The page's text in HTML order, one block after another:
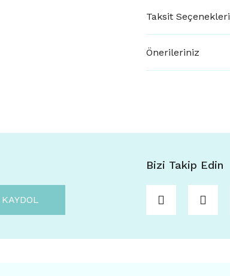
Taksit Seçenekleri
Önerileriniz
KAYDOL
Bizi Takip Edin